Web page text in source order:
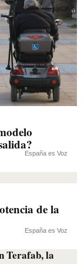
España es Voz
de la
España es Voz